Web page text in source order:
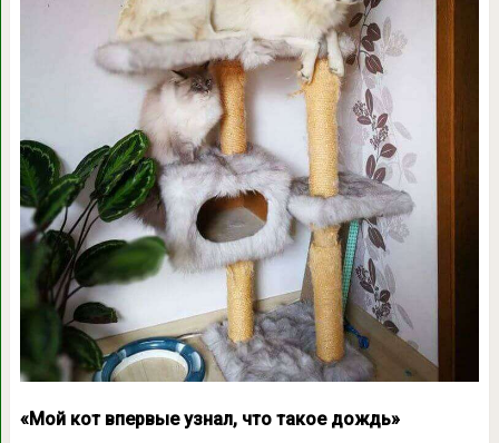
«Мой кот впервые узнал, что такое дождь»